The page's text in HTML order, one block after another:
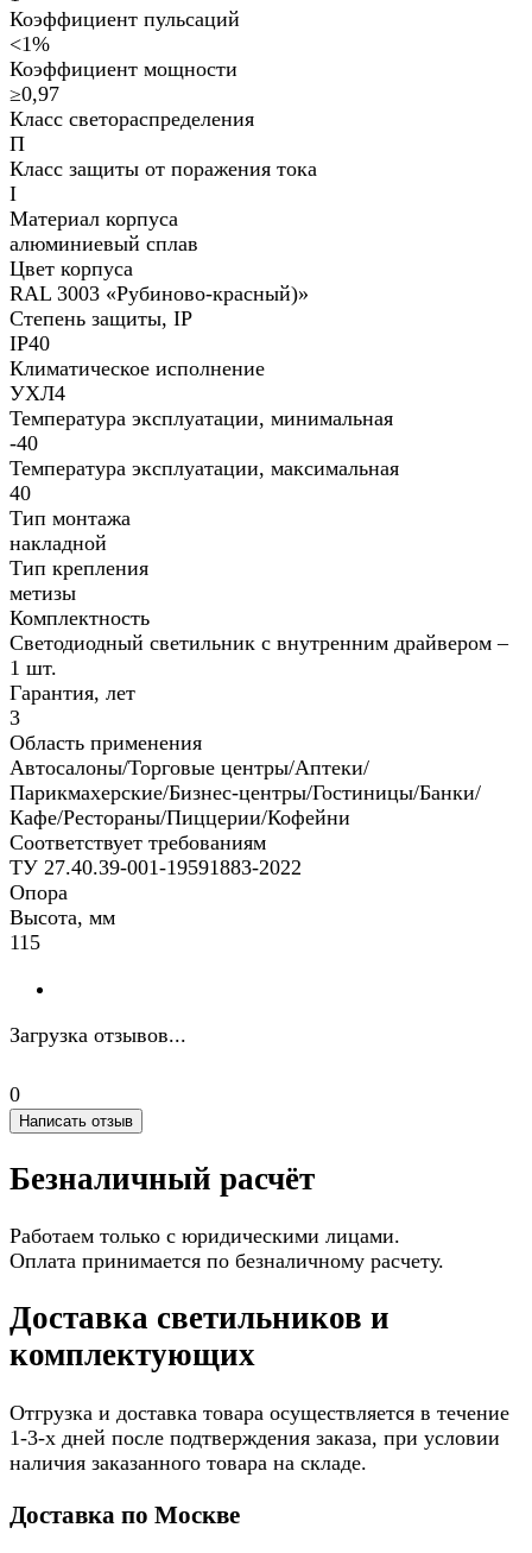
Коэффициент пульсаций
<1%
Коэффициент мощности
≥0,97
Класс светораспределения
П
Класс защиты от поражения тока
I
Материал корпуса
алюминиевый сплав
Цвет корпуса
RAL 3003 «Рубиново-красный)»
Степень защиты, IP
IP40
Климатическое исполнение
УХЛ4
Температура эксплуатации, минимальная
-40
Температура эксплуатации, максимальная
40
Тип монтажа
накладной
Тип крепления
метизы
Комплектность
Светодиодный светильник с внутренним драйвером –
1 шт.
Гарантия, лет
3
Область применения
Автосалоны/Торговые центры/Аптеки/
Парикмахерские/Бизнес-центры/Гостиницы/Банки/
Кафе/Рестораны/Пиццерии/Кофейни
Соответствует требованиям
ТУ 27.40.39-001-19591883-2022
Опора
Высота, мм
115
Загрузка отзывов...
0
Написать отзыв
Безналичный расчёт
Работаем только с юридическими лицами.
Оплата принимается по безналичному расчету.
Доставка светильников и
комплектующих
Отгрузка и доставка товара осуществляется в течение
1-3-х дней после подтверждения заказа, при условии
наличия заказанного товара на складе.
Доставка по Москве